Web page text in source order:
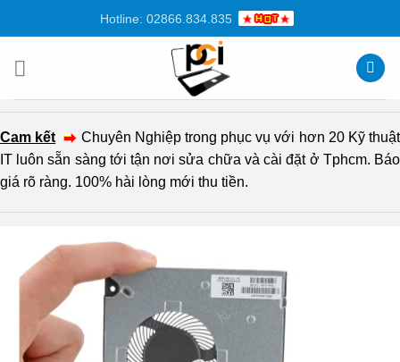
dung
Hotline: 02866.834.835
Cam kết
Chuyên Nghiệp trong phục vụ với hơn 20 Kỹ thuật
IT luôn sẵn sàng tới tận nơi sửa chữa và cài đặt ở Tphcm. Báo
giá rõ ràng. 100% hài lòng mới thu tiền.